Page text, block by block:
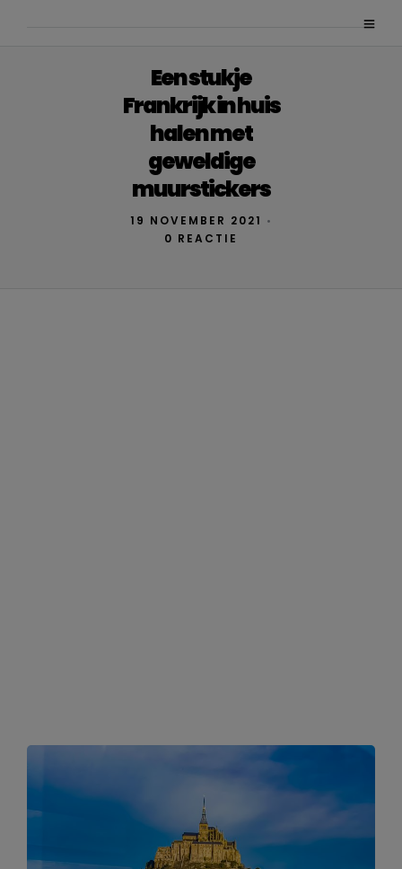
Een stukje
Frankrijk in huis
halen met
geweldige
muurstickers
19 NOVEMBER 2021 •
0 REACTIE